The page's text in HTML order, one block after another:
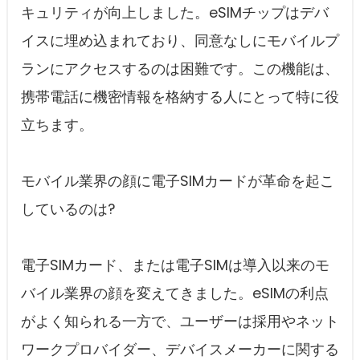
キュリティが向上しました。eSIMチップはデバ
イスに埋め込まれており、同意なしにモバイルプ
ランにアクセスするのは困難です。この機能は、
携帯電話に機密情報を格納する人にとって特に役
立ちます。
モバイル業界の顔に電子SIMカードが革命を起こ
しているのは?
電子SIMカード、または電子SIMは導入以来のモ
バイル業界の顔を変えてきました。eSIMの利点
がよく知られる一方で、ユーザーは採用やネット
ワークプロバイダー、デバイスメーカーに関する